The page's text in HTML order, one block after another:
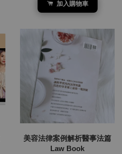
加入購物車
美容法律案例解析醫事法篇
Law Book